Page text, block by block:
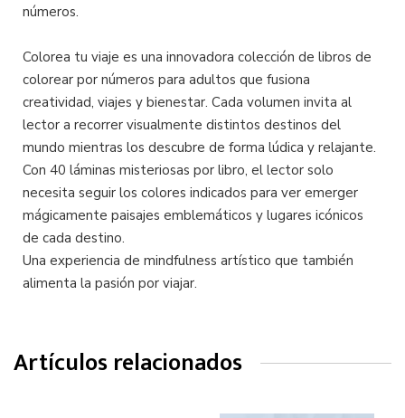
números.
Colorea tu viaje es una innovadora colección de libros de
colorear por números para adultos que fusiona
creatividad, viajes y bienestar. Cada volumen invita al
lector a recorrer visualmente distintos destinos del
mundo mientras los descubre de forma lúdica y relajante.
Con 40 láminas misteriosas por libro, el lector solo
necesita seguir los colores indicados para ver emerger
mágicamente paisajes emblemáticos y lugares icónicos
de cada destino.
Una experiencia de mindfulness artístico que también
alimenta la pasión por viajar.
Artículos relacionados